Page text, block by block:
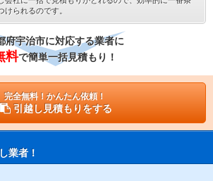
られるのです。
府宇治市に対応する業者に
料で簡単一括見積もり！
完全無料！かんたん依頼！
引越し見積もりをする
業者！